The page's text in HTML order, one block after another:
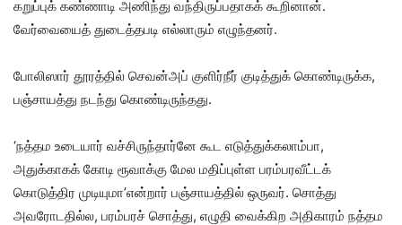
கறுப்புக் கண்ணாடி அணிந்து வந்திருப்பதாகக் கூறினான்.
வேர்வையைத் துடைத்தபடி எல்லாரும் எழுந்தனர்.
போலிஸார் தூரத்தில் செவன்அப் குளிர்நீர் குடித்துக் கொண்டிருக்க,
பஞ்சாயத்து நடந்து கொண்டிருந்தது.
‘நத்தம உடையார் வச்சிருந்தார்னே கூட எடுத்துக்கலாம்பா,
அதுக்காகக் கோடி ரூவாக்கு மேல மதிப்புள்ள பரம்பரவீட்டக்
கொடுத்திர முடியுமா’என்றார் பஞ்சாயத்தில் ஒருவர். சொத்து
அவரோடதில்ல, பரம்பரச் சொத்து, எழுதி வைக்கிற அதிகாரம் நத்தம